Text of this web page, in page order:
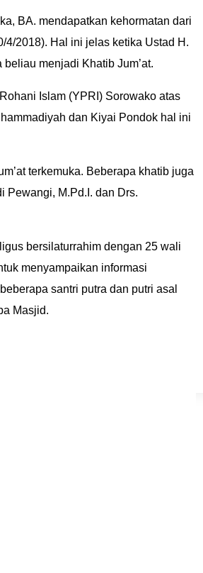
BA. mendapatkan kehormatan dari
4/2018). Hal ini jelas ketika Ustad H.
menjadi Khatib Jum’at.
Islam (YPRI) Sorowako atas
dan Kiyai Pondok hal ini
terkemuka. Beberapa khatib juga
Pewangi, M.Pd.I. dan Drs.
bersilaturrahim dengan 25 wali
menyampaikan informasi
santri putra dan putri asal
Masjid.